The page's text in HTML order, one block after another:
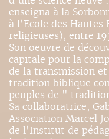
enseigna à la
à l'Ecole des Hautes
religieuses), entre
Son oeuvre de
capitale pour la
de la transmission
tradition biblique
peuples de "
Sa collaboratrice,
Association Marcel
de l'Institut de